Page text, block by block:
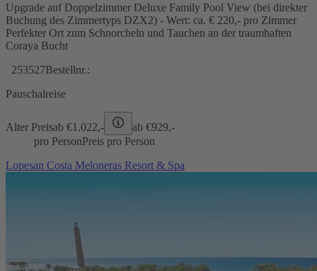
Upgrade auf Doppelzimmer Deluxe Family Pool View (bei direkter
Buchung des Zimmertyps DZX2) - Wert: ca. € 220,- pro Zimmer
Perfekter Ort zum Schnorcheln und Tauchen an der traumhaften
Coraya Bucht
253527Bestellnr.:
Pauschalreise
Alter Preisab €1.022,- ab €929,-
pro PersonPreis pro Person
Lopesan Costa Meloneras Resort & Spa